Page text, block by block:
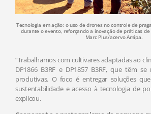
Tecnologia em ação: o uso de drones no controle de
durante o evento, reforçando a inovação de práticas
Marc Plus/acervo Amipa.
“Trabalhamos com cultivares adaptadas ao
DP1866 B3RF e DP1857 B3RF, que têm
produtivas. O foco é entregar soluções
sustentabilidade e acesso à tecnologia de
explicou.